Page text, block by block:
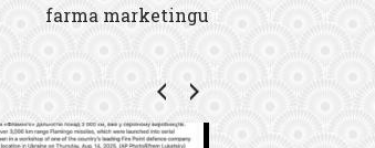
farma marketingu